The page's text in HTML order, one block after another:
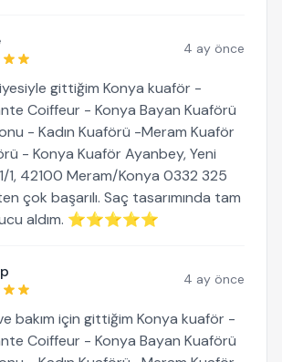
4 ay önce
gittiğim Konya kuaför -
Coiffeur - Konya Bayan Kuaförü
- Kadın Kuaförü -Meram Kuaför
- Konya Kuaför Ayanbey, Yeni
1, 42100 Meram/Konya 0332 325
çok başarılı. Saç tasarımında tam
aldım. ⭐⭐⭐⭐⭐
4 ay önce
bakım için gittiğim Konya kuaför -
Coiffeur - Konya Bayan Kuaförü